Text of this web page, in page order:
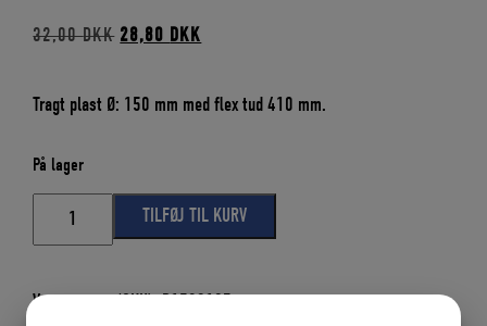
32,00DKK Den
var:
28,80 DKK
er:
Tragt plast Ø: 150 mm med flex tud 410 mm.
På lager
150
MED
TILFØJ TIL KURV
Varenummer (SKU):P1530127